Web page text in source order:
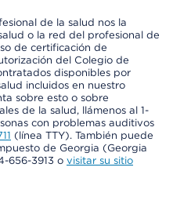
de la salud nos la
o la red del profesional de
de certificación de
del Colegio de
disponibles por
incluidos en nuestro
sobre esto o sobre
de la salud, llámenos al 1-
con problemas auditivos
(línea TTY). También puede
de Georgia (Georgia
656-3913 o visitar su sitio